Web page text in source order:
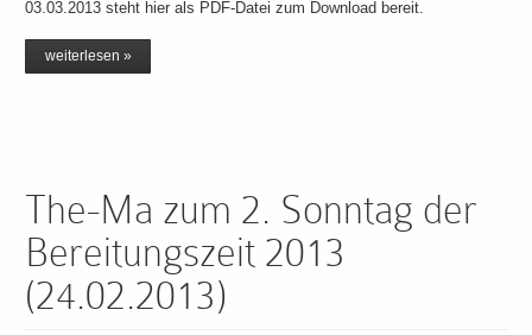
03.03.2013 steht hier als PDF-Datei zum Download bereit.
weiterlesen »
The-Ma zum 2. Sonntag der
Bereitungszeit 2013
(24.02.2013)